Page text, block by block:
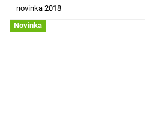
novinka 2018
Novinka